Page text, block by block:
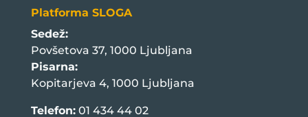
Platforma SLOGA
Sedež:
Povšetova 37, 1000 Ljubljana
Pisarna:
Kopitarjeva 4, 1000 Ljubljana
Telefon:01 434 44 02